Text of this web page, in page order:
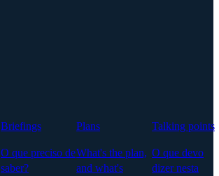
Briefings
O que preciso de
saber?
Plans
What's the plan,
and what's
Talking points
O que devo
dizer nesta